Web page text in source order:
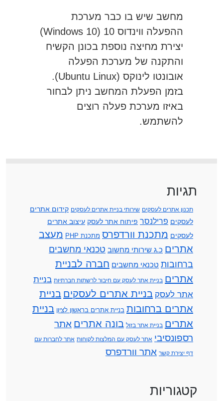
מחשב שיש בו כבר מערכת
ההפעלה ווינדוס 10 (Windows 10)
יצירת מחיצה נוספת בכונן הקשיח
והתקנה של מערכת הפעלה
אובונטו לינוקס (Ubuntu Linux).
בזמן הפעלת המחשב ניתן לבחור
באיזו מערכת פעלה רוצים
להשתמש.
תגיות
תכנון אתרים לעסקים שירותי בניית אתרים לעסקים קידום אתרים
לעסקים פרילנסר פיתוח אתר לעסק עיצוב אתרים
לעסקים מתכנת וורדפרס מתכנת PHP
מעצב
אתרים כ.ג שירותי מחשוב טכנאי מחשבים
ברחובות טכנאי מחשבים חברה לבניית
אתרים בניית אתר לעסק עם חיבור לרשתות חברתיות בניית
אתר לעסק בניית אתרים לעסקים בניית
אתרים ברחובות בניית אתרים בראשון לציון בניית
אתרים בניית אתר בזול בונה אתרים אתר
רספונסיבי אתר לעסק עם המלצות לקוחות אתר לחברות עם
דף יצירת קשר אתר וורדפרס
קטגוריות